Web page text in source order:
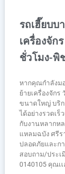
รถเฮี๊ยบบ
เครื่องจัก
ชั่วโมง-พิ
หากคุณกำลังม
ย้ายเครื่องจักร
ขนาดใหญ่ บริก
ได้อย่างรวดเ
กับงานหลากห
แหลมฉบัง ศรีร
ปลอดภัยและก
สอบถาม/ประเ
0140105 คุณเ